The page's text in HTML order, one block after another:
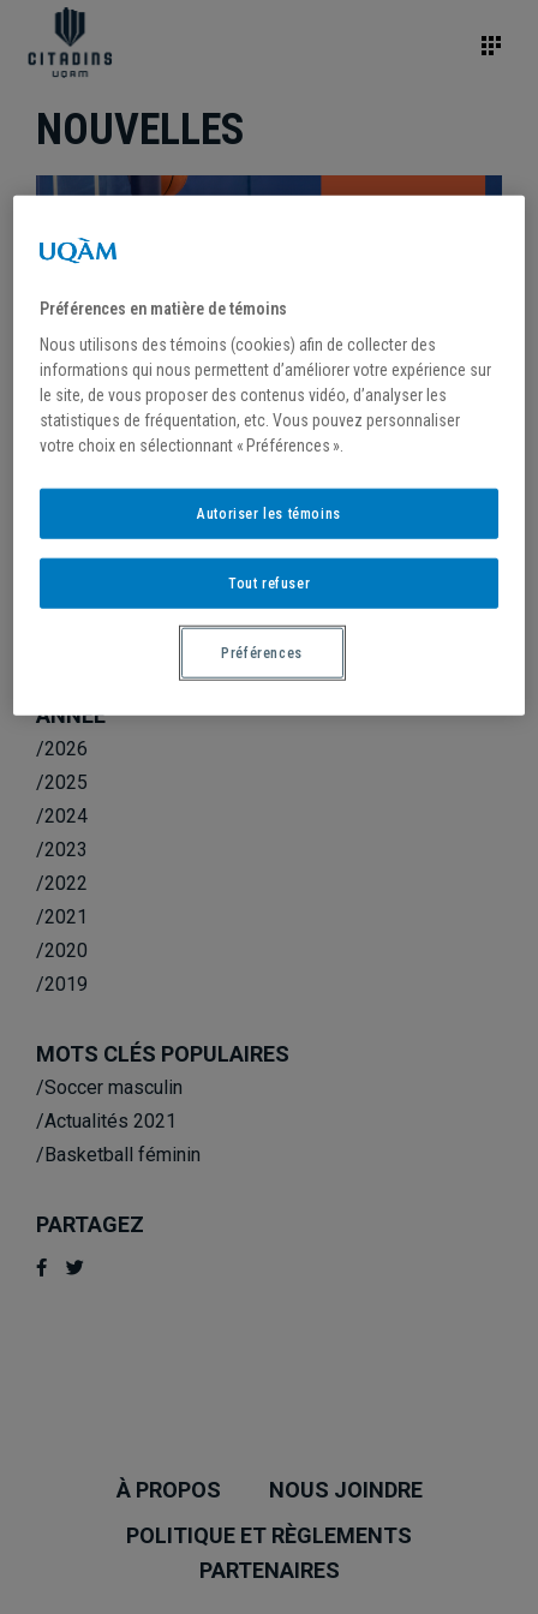
NOUVELLES
7 septembre 2023
BASKETBALL MASCULIN : SÉANCE DE
ANNÉE
/2026
/2025
/2024
/2023
/2022
/2021
/2020
/2019
MOTS CLÉS POPULAIRES
/Soccer masculin
/Actualités 2021
/Basketball féminin
PARTAGEZ
À PROPOS
NOUS JOINDRE
POLITIQUE ET RÈGLEMENTS
PARTENAIRES
Préférences en matière de témoins
Nous utilisons des témoins (cookies) afin de collecter des
informations qui nous permettent d’améliorer votre expérience sur
le site, de vous proposer des contenus vidéo, d’analyser les
statistiques de fréquentation, etc. Vous pouvez personnaliser
votre choix en sélectionnant « Préférences ».
Tout refuser
Autoriser les témoins
Préférences